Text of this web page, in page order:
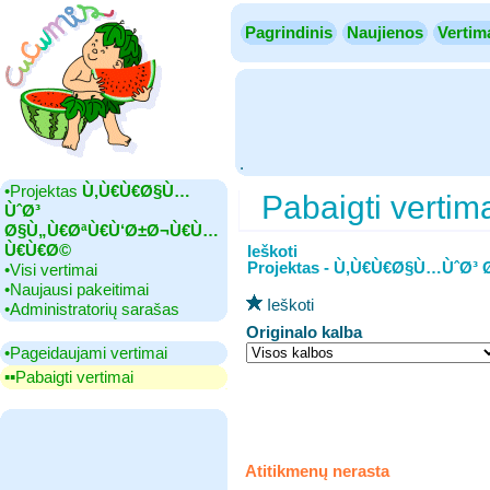
Pagrindinis Naujienos
.
•‎Projektas Ù‚Ù€Ù€Ø§Ù…
ÙˆØ³
Ø§Ù„Ù€ØªÙ€Ù‘Ø±Ø¬Ù€Ù…
Ù€Ù€Ø©
•‎Visi vertimai
•‎Naujausi pakeitimai
•‎Administratorių sarašas
•‎Pageidaujami vertimai
▪▪‎Pabaigti vertimai
Pabaigti
Ieškoti
Projektas -
Ieškoti
Originalo kalba
Atitikmenų nerasta